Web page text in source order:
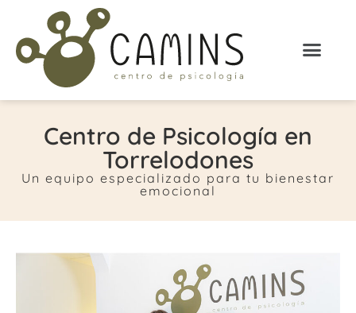
Centro de Psicología en
Torrelodones
Un equipo especializado para tu bienestar
emocional